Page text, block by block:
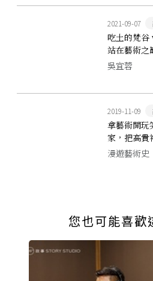
2021-09-07
吃土的梵
站在藝術之
兩位藝術家
吳宜蓉
2019-11-09
拿藝術開玩
家，把高貴
的漫畫
漫遊藝術史
您也可能喜歡